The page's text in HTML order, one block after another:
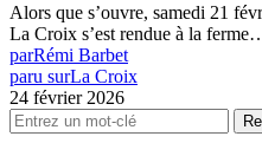
Alors que s’ouvre, samedi 21
La Croix s’est rendue à la
parRémi Barbet
paru surLa Croix
24 février 2026